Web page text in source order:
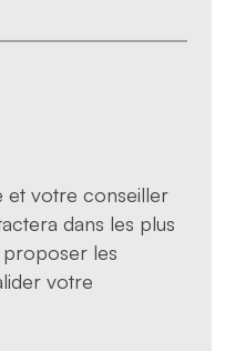
et votre conseiller
dans les plus
proposer les
votre